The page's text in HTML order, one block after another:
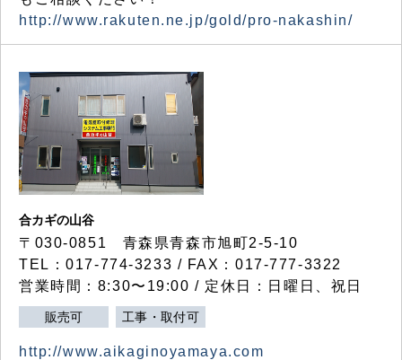
http://www.rakuten.ne.jp/gold/pro-nakashin/
合カギの山谷
〒030-0851 青森県青森市旭町2-5-10
TEL：017-774-3233 / FAX：017-777-3322
営業時間：8:30〜19:00 / 定休日：日曜日、祝日
販売可 工事・取付可
http://www.aikaginoyamaya.com